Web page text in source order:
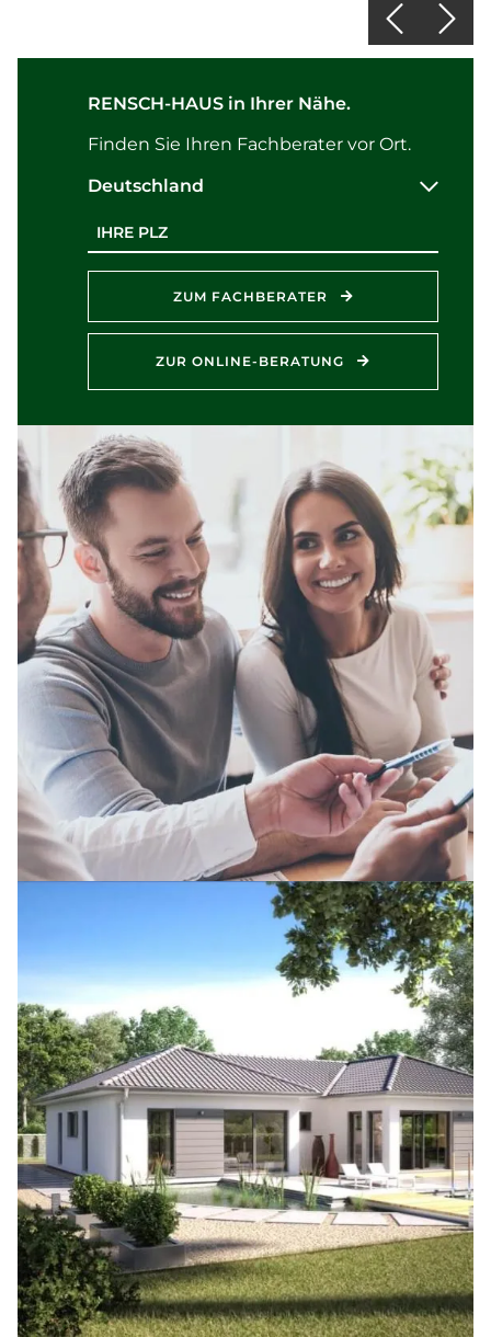
RENSCH-HAUS in Ihrer Nähe.
Finden Sie Ihren Fachberater vor Ort.
Deutschland
Postleitzahl
ZUM FACHBERATER
ZUR ONLINE-BERATUNG